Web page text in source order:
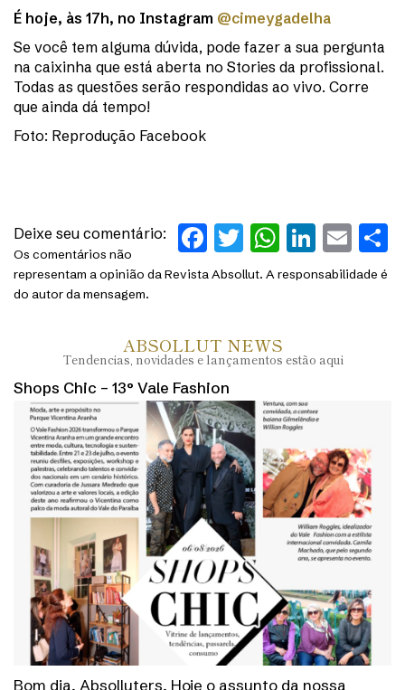
É hoje, às 17h, no Instagram @cimeygadelha
Se você tem alguma dúvida, pode fazer a sua pergunta
na caixinha que está aberta no Stories da profissional.
Todas as questões serão respondidas ao vivo. Corre
que ainda dá tempo!
Foto: Reprodução Facebook
Facebook
Twitter
Deixe seu comentário:
Os comentários não
representam a opinião da Revista Absollut. A responsabilidade é
do autor da mensagem.
ABSOLLUT NEWS
Tendencias, novidades e lançamentos estão aqui
Shops Chic – 13° Vale Fashion
Bom dia, Absolluters. Hoje o assunto da nossa